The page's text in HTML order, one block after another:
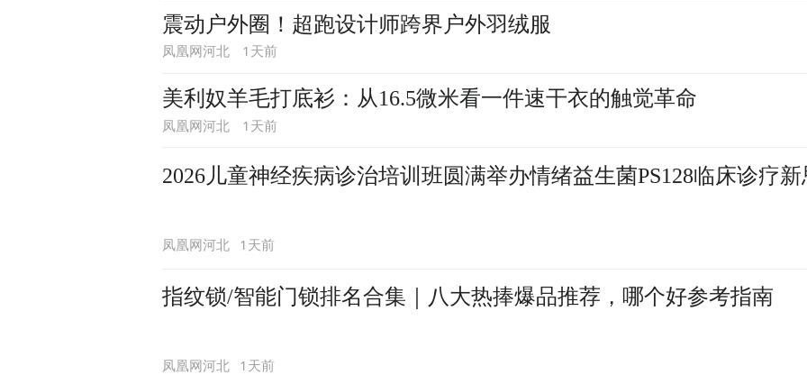
震动户外圈！超跑设计师跨界户外羽绒服
凤凰网河北 1天前
美利奴羊毛打底衫：从16.5微米看一件速干衣的触觉革命
凤凰网河北 1天前
2026儿童神经疾病诊治培训班圆满举办情绪益生菌PS128临床诊疗
凤凰网河北 1天前
指纹锁/智能门锁排名合集｜八大热捧爆品推荐，哪个好参考指南
凤凰网河北 1天前